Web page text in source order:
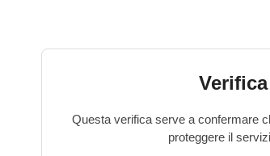
Questa verifica serve a confermare
proteggere il